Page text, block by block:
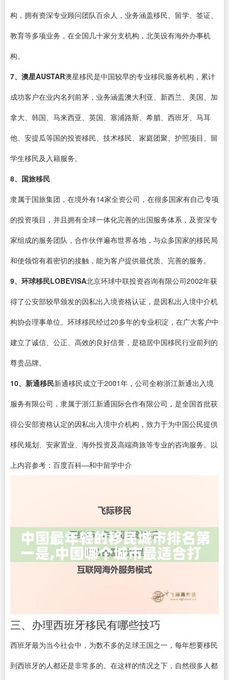
构，拥有资深专业顾问团队百余人，业务涵盖移民、留学、签证、
教育等多项业务，在全国几十家分支机构，北美设有海外办事机
构。
7、澳星AUSTAR澳星移民是中国较早的专业移民服务机构，累计
成功客户在业内名列前茅，业务涵盖澳大利亚、新西兰、美国、加
拿大、韩国、马来西亚、英国、塞浦路斯、希腊、西班牙、马耳
他、安提瓜等国的投资移民、技术移民、家庭团聚、护照项目、留
学生移民及入籍服务。
8、国旅移民
隶属于国旅集团，在境外有14家全资公司，在很多国家有自己专项
的投资项目，并且拥有全球一体化完善的出国服务体系，及资深专
家组成的服务团队，合作伙伴遍布世界各地，与众多国家的移民局
和使领馆有着密切的接触，能为客户提供最优质、完善的服务。
9、环球移民LOBEVISA北京环球中联投资咨询有限公司2002年获
得了公安部较早颁发的因私出入境资格认证，是因私出入境中介机
构协会理事单位。环球移民经过20多年的专业积淀，在广大客户中
建立了诚信、公正、高效的良好信誉，是稳居中国移民行业前列的
尊贵品牌。
10、新通移民新通移民成立于2001年，公司全称浙江新通出入境
服务有限公司，隶属于浙江新通国际合作有限公司，是全国首批获
得公安部资格认定的因私出入境中介机构，致力于为中国公民提供
移民规划、安家置业、海外投资及高端商旅等专业的咨询服务。以
上内容参考：百度百科—和中留学中介
三、办理西班牙移民有哪些技巧
西班牙最为当今社会中，为数不多的足球王国之一，每年想要移民
到西班牙的人都还是非常多的。在这样的情况之下，自然很多人都